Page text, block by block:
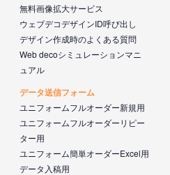
無料画像拡大サービス
ウェブデコデザインID呼び出し
デザイン作成時のよくある質問
Web decoシミュレーションマニ
ュアル
データ送信フォーム
ユニフォームフルオーダー新規用
ユニフォームフルオーダーリピー
ター用
ユニフォーム簡単オーダーExcel用
データ入稿用